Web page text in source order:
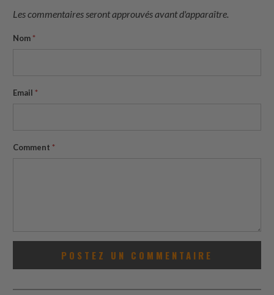
Les commentaires seront approuvés avant d'apparaître.
Nom *
Email *
Comment *